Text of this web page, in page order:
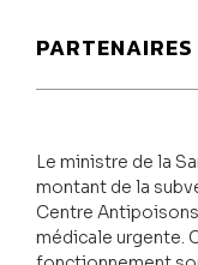
PARTENAIRES
Le ministre de la
montant de la
Centre
médicale urgente.